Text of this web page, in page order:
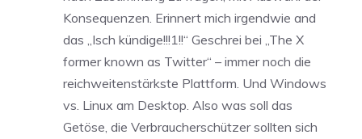
Konsequenzen. Erinnert mich irgendwie and
das „Isch kündige!!!1!!“ Geschrei bei „The X
former known as Twitter“ – immer noch die
reichweitenstärkste Plattform. Und Windows
vs. Linux am Desktop. Also was soll das
Getöse, die Verbraucherschützer sollten sich